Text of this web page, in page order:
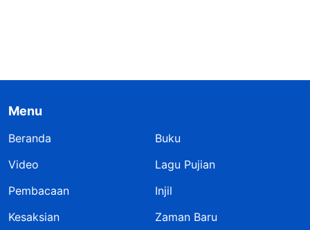
Menu
Beranda
Buku
Video
Lagu Pujian
Pembacaan
Injil
Kesaksian
Zaman Baru